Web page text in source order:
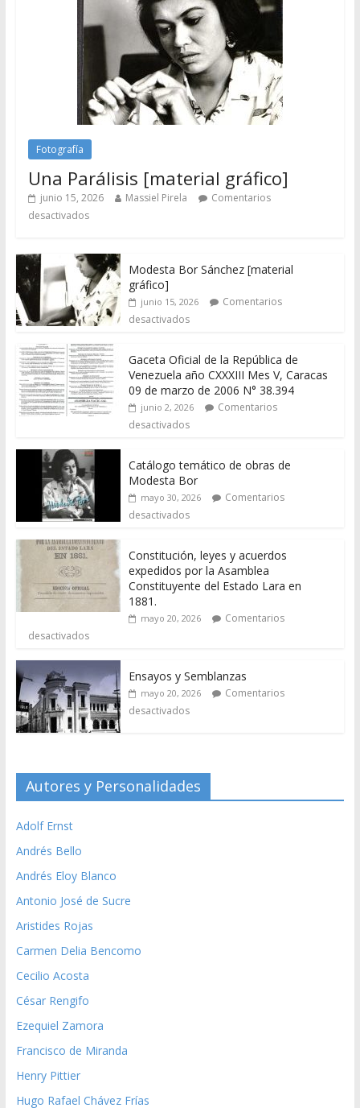
Fotografía
Una Parálisis [material gráfico]
junio 15, 2026 Massiel Pirela
Comentarios
desactivados
Modesta Bor Sánchez [material
gráfico]
junio 15, 2026
Comentarios
desactivados
Gaceta Oficial de la República de
Venezuela año CXXXIII Mes V, Caracas
09 de marzo de 2006 N° 38.394
junio 2, 2026
Comentarios
desactivados
Catálogo temático de obras de
Modesta Bor
mayo 30, 2026
Comentarios
desactivados
Constitución, leyes y acuerdos
expedidos por la Asamblea
Constituyente del Estado Lara en
1881.
mayo 20, 2026
Comentarios
desactivados
Ensayos y Semblanzas
mayo 20, 2026
Comentarios
desactivados
Autores y Personalidades
Adolf Ernst
Andrés Bello
Andrés Eloy Blanco
Antonio José de Sucre
Aristides Rojas
Carmen Delia Bencomo
Cecilio Acosta
César Rengifo
Ezequiel Zamora
Francisco de Miranda
Henry Pittier
Hugo Rafael Chávez Frías